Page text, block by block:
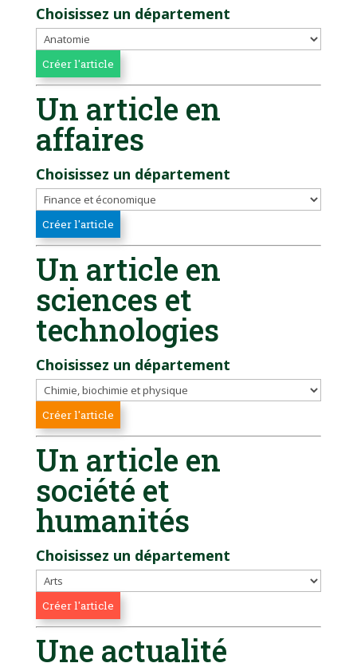
Choisissez un département
Un article en
affaires
Choisissez un département
Un article en
sciences et
technologies
Choisissez un département
Un article en
société et
humanités
Choisissez un département
Une actualité